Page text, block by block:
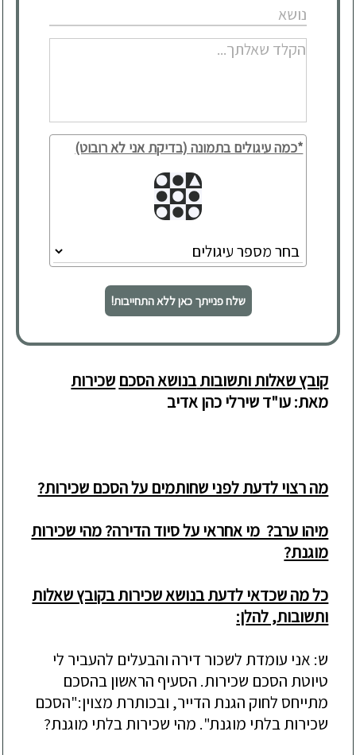
*כמה עיגולים בתמונה (בדיקת אני לא רובוט)
שלח פנייתך כאן ללא התחייבות!
קובץ שאלות ותשובותבנושא הסכם שכירות
מאת: עו"ד שירלי כהן אדיב
מה רצוי לדעת לפני שחותמים על הסכם שכירות?
מיהו ערב? מי אחראי על סיוד הדירה? מהי שכירות
מוגנת?
כל מה שכדאי לדעת בנושא שכירות בקובץ שאלות
ותשובות, להלן:
ש: אני עומדת לשכור דירה והבעלים להעביר לי
טיוטת הסכם שכירות. הסעיף הראשון בהסכם
מתייחס לחוק הגנת הדייר, ובכותרת מצוין:"הסכם
שכירות בלתי מוגנת". מהי שכירות בלתי מוגנת?